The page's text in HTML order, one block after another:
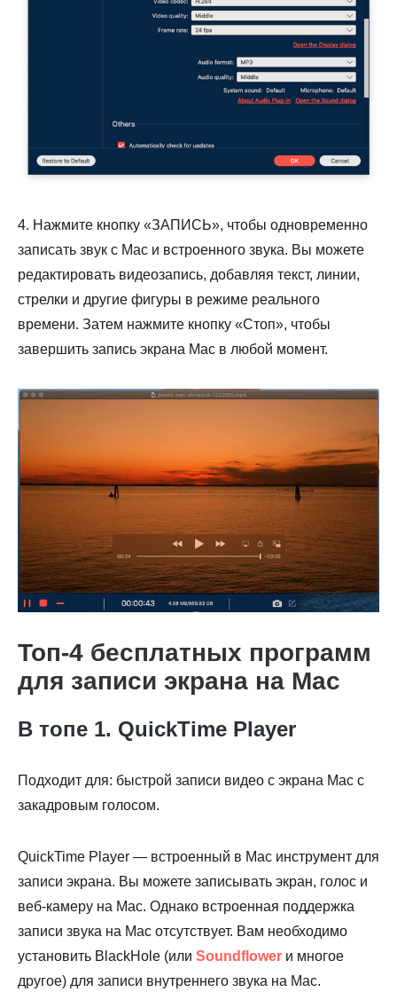
4. Нажмите кнопку «ЗАПИСЬ», чтобы одновременно
записать звук с Mac и встроенного звука. Вы можете
редактировать видеозапись, добавляя текст, линии,
стрелки и другие фигуры в режиме реального
времени. Затем нажмите кнопку «Стоп», чтобы
завершить запись экрана Mac в любой момент.
Топ-4 бесплатных программ
для записи экрана на Mac
В топе 1. QuickTime Player
Подходит для: быстрой записи видео с экрана Mac с
закадровым голосом.
QuickTime Player — встроенный в Mac инструмент для
записи экрана. Вы можете записывать экран, голос и
веб-камеру на Mac. Однако встроенная поддержка
записи звука на Mac отсутствует. Вам необходимо
установить BlackHole (или Soundflower и многое
другое) для записи внутреннего звука на Mac.